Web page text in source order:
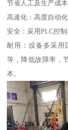
节省人工及生产成本
高速化：高度自动
安全：采用PLC控
耐用：设备多采用
等，降低故障率，
本。